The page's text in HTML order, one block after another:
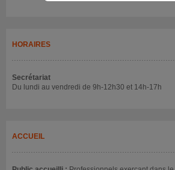
HORAIRES
Secrétariat
Du lundi au vendredi de 9h-12h30 et 14h-17h
ACCUEIL